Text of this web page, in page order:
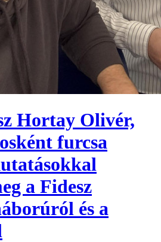
Hortay Olivér,
furcsa
a Fidesz
és a